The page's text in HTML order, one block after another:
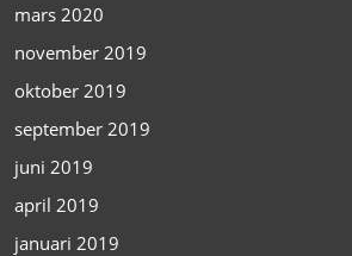
mars 2020
november 2019
oktober 2019
september 2019
juni 2019
april 2019
januari 2019